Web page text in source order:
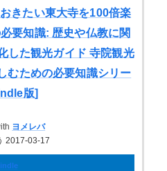
きたい東大寺を100倍楽
要知識: 歴史や仏教に関
した観光ガイド 寺院観光
むための必要知識シリー
版]
ヨメレバ
2017-03-17